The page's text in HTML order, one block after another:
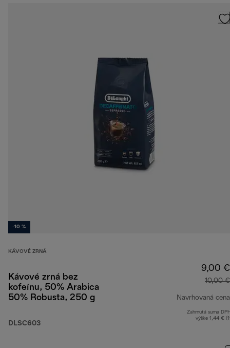
-10 %
KÁVOVÉ ZRNÁ
Kávové zrná bez
kofeínu, 50% Arabica
50% Robusta, 250 g
DLSC603
9,00 €
10,00 €
Navrhovaná cena
Zahrnutá suma
výške 1,44 €